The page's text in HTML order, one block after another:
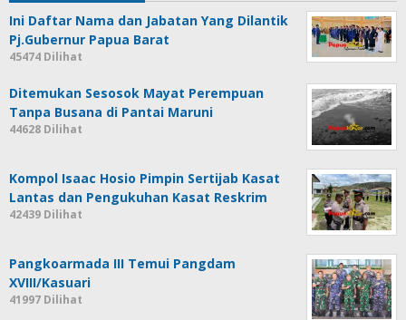
Ini Daftar Nama dan Jabatan Yang Dilantik
Pj.Gubernur Papua Barat
45474 Dilihat
Ditemukan Sesosok Mayat Perempuan
Tanpa Busana di Pantai Maruni
44628 Dilihat
Kompol Isaac Hosio Pimpin Sertijab Kasat
Lantas dan Pengukuhan Kasat Reskrim
42439 Dilihat
Pangkoarmada III Temui Pangdam
XVIII/Kasuari
41997 Dilihat